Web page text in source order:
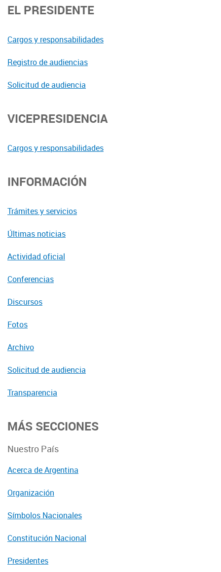
EL PRESIDENTE
Cargos y responsabilidades
Registro de audiencias
Solicitud de audiencia
VICEPRESIDENCIA
Cargos y responsabilidades
INFORMACIÓN
Trámites y servicios
Últimas noticias
Actividad oficial
Conferencias
Discursos
Fotos
Archivo
Solicitud de audiencia
Transparencia
MÁS SECCIONES
Nuestro País
Acerca de Argentina
Organización
Símbolos Nacionales
Constitución Nacional
Presidentes